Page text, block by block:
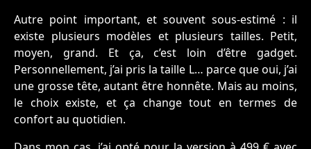
Autre point important, et souvent sous-estimé : il
existe plusieurs modèles et plusieurs tailles. Petit,
moyen, grand. Et ça, c’est loin d’être gadget.
Personnellement, j’ai pris la taille L… parce que oui, j’ai
une grosse tête, autant être honnête. Mais au moins,
le choix existe, et ça change tout en termes de
confort au quotidien.